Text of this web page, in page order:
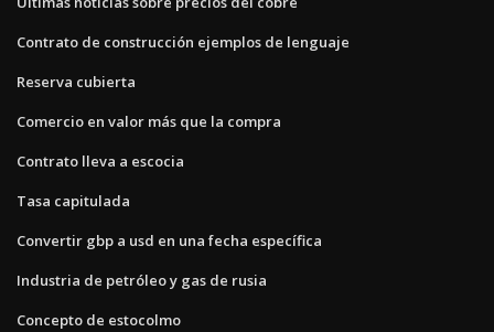
Contrato de construcción ejemplos de lenguaje
Reserva cubierta
Comercio en valor más que la compra
Contrato lleva a escocia
Tasa capitulada
Convertir gbp a usd en una fecha específica
Industria de petróleo y gas de rusia
Concepto de estocolmo